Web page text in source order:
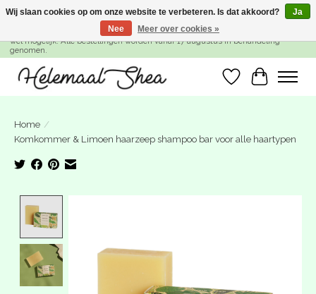
SUMMER BREAK! Wij zijn gesloten van 27 juli t/m 16 augustus. Bestellen is nog
wel mogelijk. Alle bestellingen worden vanaf 17 augustus in behandeling
genomen.
Verlanglijst
Home /
Komkommer & Limoen haarzeep shampoo bar voor alle haartypen
Wij slaan cookies op om onze website te verbeteren. Is dat akkoord?
Ja
Nee
Meer over cookies »